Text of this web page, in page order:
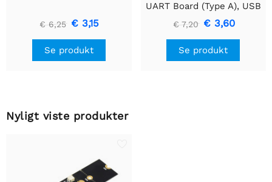
€ 6,25 € 3,15
Se produkt
UART Board (Type A), USB
til TTL (UART)
kommunikationsmodul
€ 7,20 € 3,60
Se produkt
Nyligt viste produkter